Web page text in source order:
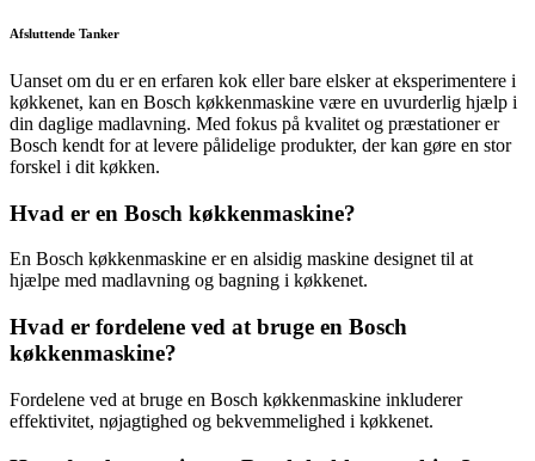
Afsluttende Tanker
Uanset om du er en erfaren kok eller bare elsker at eksperimentere i
køkkenet, kan en Bosch køkkenmaskine være en uvurderlig hjælp i
din daglige madlavning. Med fokus på kvalitet og præstationer er
Bosch kendt for at levere pålidelige produkter, der kan gøre en stor
forskel i dit køkken.
Hvad er en Bosch køkkenmaskine?
En Bosch køkkenmaskine er en alsidig maskine designet til at
hjælpe med madlavning og bagning i køkkenet.
Hvad er fordelene ved at bruge en Bosch
køkkenmaskine?
Fordelene ved at bruge en Bosch køkkenmaskine inkluderer
effektivitet, nøjagtighed og bekvemmelighed i køkkenet.